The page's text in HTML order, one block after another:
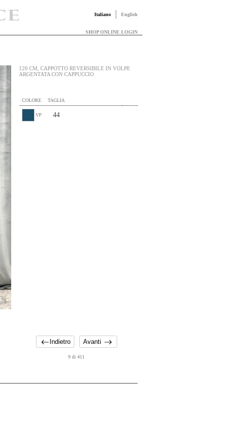
Italiano English
SHOP ONLINE LOGIN
120 CM, CAPPOTTO REVERSIBILE IN VOLPE
ARGENTATA CON CAPPUCCIO
COLORE TAGLIA
VP 44
Indietro Avanti
9 di 411